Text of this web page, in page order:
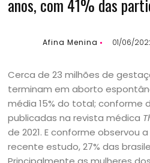
anos, com 41% das
Afina Menina 01/06/
Cerca de 23 milhões de
terminam em aborto
média 15% do total; conforme
publicadas na revista médica
de 2021. E conforme observou
recente estudo, 27% das